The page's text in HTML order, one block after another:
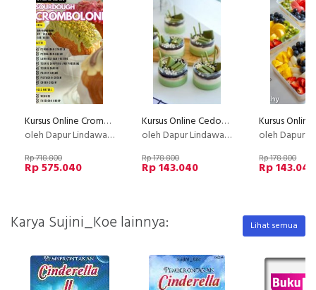
Kursus Online Cromboloni PU
oleh Dapur Lindawaty
Rp 718.800
Rp 575.040
Kursus Online Cedok Jelly Dapur Lindawaty PU
oleh Dapur Lindawaty
Rp 178.800
Rp 143.040
oleh Dapur
Rp 178.800
Rp 143.040
Karya Sujini_Koe lainnya: Lihat semua